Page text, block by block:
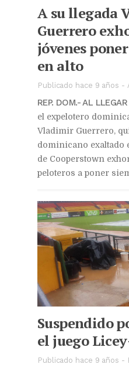
A su llegada
Guerrero
jóvenes
en alto
Publicado hace 9 años -
REP. DOM.- AL
el expelotero
Vladimir Guerrero,
dominicano exaltado
de Cooperstown
peloteros a poner
Suspendido
el juego
Publicado hace 9 años -